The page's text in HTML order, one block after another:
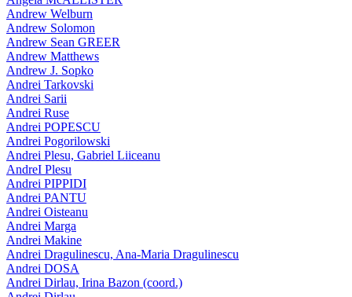
Andrew Welburn
Andrew Solomon
Andrew Sean GREER
Andrew Matthews
Andrew J. Sopko
Andrei Tarkovski
Andrei Sarii
Andrei Ruse
Andrei POPESCU
Andrei Pogorilowski
Andrei Plesu, Gabriel Liiceanu
AndreI Plesu
Andrei PIPPIDI
Andrei PANTU
Andrei Oisteanu
Andrei Marga
Andrei Makine
Andrei Dragulinescu, Ana-Maria Dragulinescu
Andrei DOSA
Andrei Dirlau, Irina Bazon (coord.)